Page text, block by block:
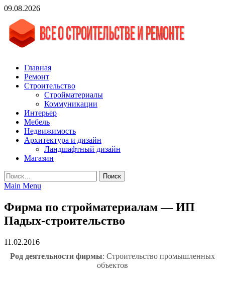
Skip
content
09.08.2026
vgasa.ru
Строительный журнал. Всё о строительстве и ремонтах
Главная
Ремонт
Строительство
Стройматериалы
Коммуникации
Интерьер
Мебель
Недвижимость
Архитектура и дизайн
Ландшафтный дизайн
Магазин
Найти:
Main Menu
Фирма по стройматериалам — ИП
Падых-строительство
11.02.2016
Род деятельности фирмы: Строительство промышленных
объектов